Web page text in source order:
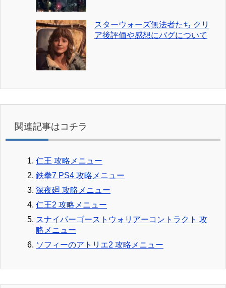
スターウォーズ無法者たち クリ
ア後評価や感想にバグについて
関連記事はコチラ
仁王 攻略メニュー
鉄拳7 PS4 攻略メニュー
深夜廻 攻略メニュー
仁王2 攻略メニュー
スナイパーゴーストウォリアーコントラクト 攻
略メニュー
ソフィーのアトリエ2 攻略メニュー